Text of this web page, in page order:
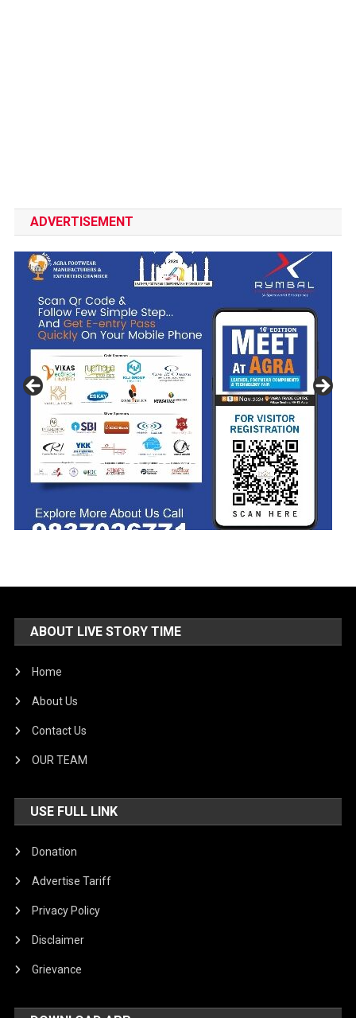
ADVERTISEMENT
ABOUT LIVE STORY TIME
Home
About Us
Contact Us
OUR TEAM
USE FULL LINK
Donation
Advertise Tariff
Privacy Policy
Disclaimer
Grievance